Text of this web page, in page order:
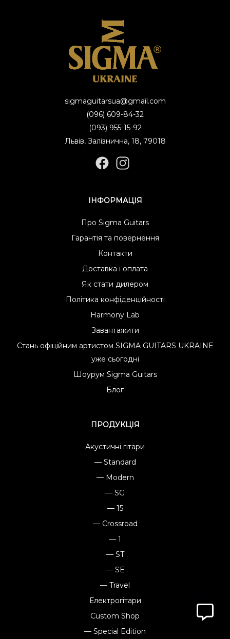
sigmaguitarsua@gmail.com
(096) 609-84-32
(093) 955-15-92
Львів, Залізнична, 18, 79018
ІНФОРМАЦІЯ
Про Sigma Guitars
Гарантія та повернення
Контакти
Доставка і оплата
Як стати дилером
Політика конфіденційності
Harmony Lab
Завантажити
Стань офіційним артистом SIGMA GUITARS UKRAINE
уже сьогодні
Шоурум Sigma Guitars
Блог
ПРОДУКЦІЯ
Акустичні гітари
— Standard
— Modern
— SG
— 15
— Crossroad
— 1
— ST
— SE
— Travel
Електрогітари
Custom Shop
— Special Edition